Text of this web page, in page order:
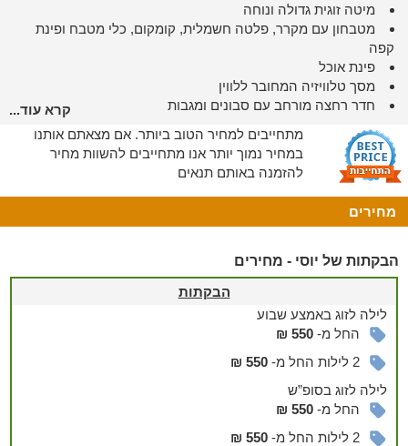
מיטה זוגית גדולה ונוחה
מטבחון עם מקרר, פלטה חשמלית, קומקום, כלי מטבח ופינת
קפה
פינת אוכל
מסך טלוויזיה המחובר ללווין
חדר רחצה מורחב עם סבונים ומגבות
מתחם החוץ
בחצר המתחם תוכלו להתרווח בכיף בפינות הישיבה וליהנות מהמון
מרחבי טבע ואוויר צלול כמו שרק הגליל יודע להציע.
מטופחת.
אל הבקתה או החצר תוכלו להזמין ארוחת בוקר עשירה ומלאה בכל
*בתאום מראש ובתוספת תשלום.
עוד במקום
בקרו בגלריית 'רוח הטבע'
קרא עוד...
מתחייבים למחיר הטוב ביותר. אם מצאתם אותנו
במחיר נמוך יותר אנו מתחייבים להשוות מחיר
להזמנה באותם תנאים
מחירים
הבקתות של יוסי - מחירים
הבקתות
לילהלזוג באמצע שבוע
החל מ-550 ₪
2 לילות החל מ-
550 ₪
לילהלזוג בסופ”ש
החל מ-550 ₪
2 לילות החל מ-
550 ₪